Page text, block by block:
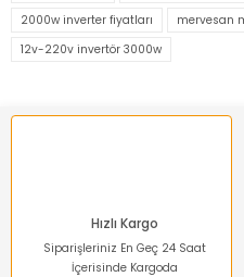
Ürün resmi kalitesiz, bozuk
Ürün fiyatı diğer sitelerden
2000w inverter fiyatları
mervesan
12v-220v invertör 3000w
Hızlı Kargo
Siparişleriniz En Geç 24 Saat
İçerisinde Kargoda